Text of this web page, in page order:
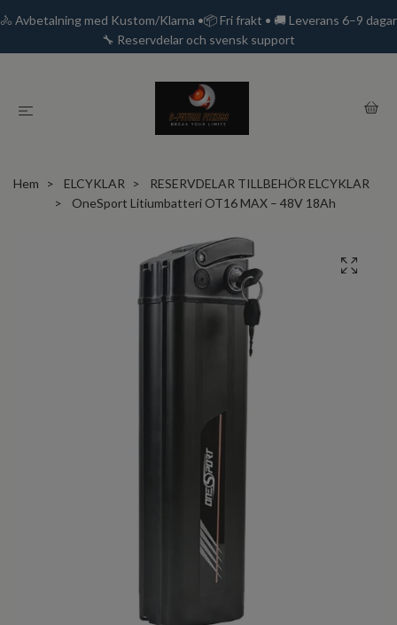
🚴 Avbetalning med Kustom/Klarna •📦 Fri frakt • 🚚 Leverans 6–9 dagar
🔧 Reservdelar och svensk support
Hem ELCYKLAR
RESERVDELAR TILLBEHÖR ELCYKLAR
OneSport Litiumbatteri OT16 MAX – 48V 18Ah